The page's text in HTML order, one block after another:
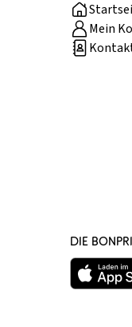
Mein
DIE